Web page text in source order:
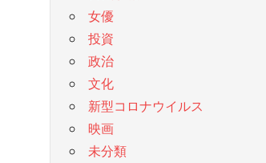
女優
投資
政治
文化
新型コロナウイルス
映画
未分類